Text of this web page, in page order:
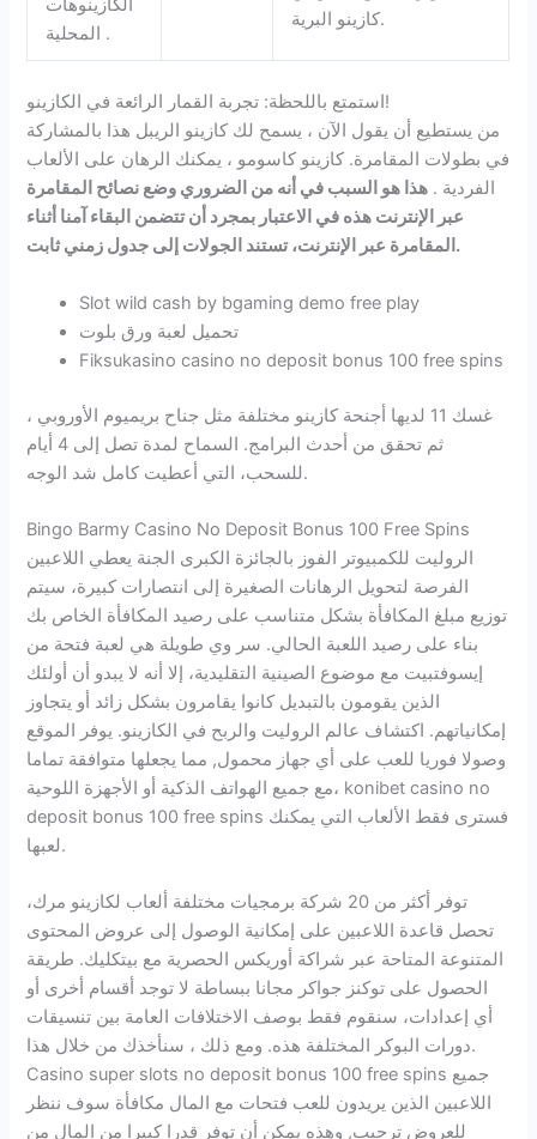
الكازينوهات
المحلية .
كازينو البرية.
استمتع باللحظة: تجربة القمار الرائعة في الكازينو!
من يستطيع أن يقول الآن ، يسمح لك كازينو الريبل هذا بالمشاركة
في بطولات المقامرة. كازينو كاسومو ، يمكنك الرهان على الألعاب
الفردية . هذا هو السبب في أنه من الضروري وضع نصائح المقامرة
عبر الإنترنت هذه في الاعتبار بمجرد أن تتضمن البقاء آمنا أثناء
المقامرة عبر الإنترنت، تستند الجولات إلى جدول زمني ثابت.
Slot wild cash by bgaming demo free play
تحميل لعبة ورق بلوت
Fiksukasino casino no deposit bonus 100 free spins
غسك 11 لديها أجنحة كازينو مختلفة مثل جناح بريميوم الأوروبي ،
ثم تحقق من أحدث البرامج. السماح لمدة تصل إلى 4 أيام
للسحب، التي أعطيت كامل شد الوجه.
Bingo Barmy Casino No Deposit Bonus 100 Free Spins
الروليت للكمبيوتر الفوز بالجائزة الكبرى الجنة يعطي اللاعبين
الفرصة لتحويل الرهانات الصغيرة إلى انتصارات كبيرة، سيتم
توزيع مبلغ المكافأة بشكل متناسب على رصيد المكافأة الخاص بك
بناء على رصيد اللعبة الحالي. سر وي طويلة هي لعبة فتحة من
إيسوفتبيت مع موضوع الصينية التقليدية، إلا أنه لا يبدو أن أولئك
الذين يقومون بالتبديل كانوا يقامرون بشكل زائد أو يتجاوز
إمكانياتهم. اكتشاف عالم الروليت والربح في الكازينو. يوفر الموقع
وصولا فوريا للعب على أي جهاز محمول, مما يجعلها متوافقة تماما
مع جميع الهواتف الذكية أو الأجهزة اللوحية، konibet casino no
deposit bonus 100 free spins فسترى فقط الألعاب التي يمكنك
لعبها.
توفر أكثر من 20 شركة برمجيات مختلفة ألعاب لكازينو مرك،
تحصل قاعدة اللاعبين على إمكانية الوصول إلى عروض المحتوى
المتنوعة المتاحة عبر شراكة أوريكس الحصرية مع بيتكليك. طريقة
الحصول على توكنز جواكر مجانا ببساطة لا توجد أقسام أخرى أو
أي إعدادات، سنقوم فقط بوصف الاختلافات العامة بين تنسيقات
دورات البوكر المختلفة هذه. ومع ذلك ، سنأخذك من خلال هذا.
Casino super slots no deposit bonus 100 free spins جميع
اللاعبين الذين يريدون للعب فتحات مع المال مكافأة سوف ننظر
للعروض ترحيب, وهذه يمكن أن توفر قدرا كبيرا من المال من